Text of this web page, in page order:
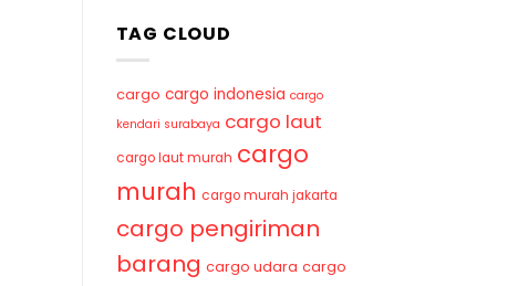
TAG CLOUD
cargo cargo indonesia cargo
kendari surabaya cargo laut
cargo laut murah cargo
murah cargo murah jakarta
cargo pengiriman
barang cargo udara cargo